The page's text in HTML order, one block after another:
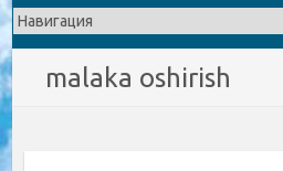
malaka oshirish